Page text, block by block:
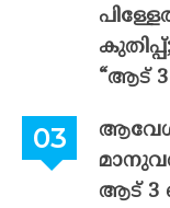
“ആട് 3
ആട് 3